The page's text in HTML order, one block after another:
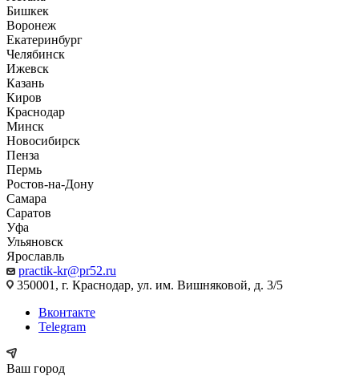
Бишкек
Воронеж
Екатеринбург
Челябинск
Ижевск
Казань
Киров
Краснодар
Минск
Новосибирск
Пенза
Пермь
Ростов-на-Дону
Самара
Саратов
Уфа
Ульяновск
Ярославль
practik-kr@pr52.ru
350001, г. Краснодар, ул. им. Вишняковой, д. 3/5
Вконтакте
Telegram
Ваш город